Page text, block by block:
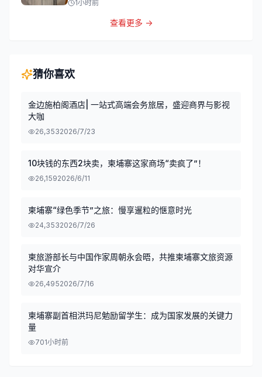
1小时前
查看更多 →
猜你喜欢
金边施柏阁酒店| 一站式高端会务旅居，盛迎商界与影视
大咖
26,3532026/7/23
10块钱的东西2块卖，柬埔寨这家商场“卖疯了”！
26,1592026/6/11
柬埔寨“绿色季节”之旅：慢享暹粒的惬意时光
24,3532026/7/26
柬旅游部长与中国作家周朝永会晤，共推柬埔寨文旅资源
对华宣介
26,4952026/7/16
柬埔寨副首相洪玛尼勉励留学生：成为国家发展的关键力
量
701小时前